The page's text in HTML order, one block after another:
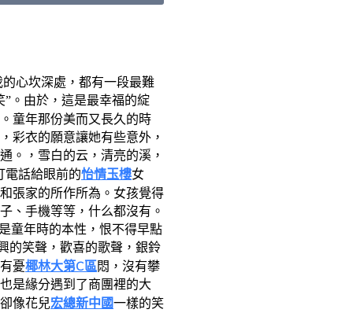
心坎深處，都有一段最難
。由於，這是最幸福的綻
童年那份美而又長久的時
彩衣的願意讓她有些意外，
。，雪白的云，清亮的溪，
電話給眼前的怡情玉樓女
張家的所作所為。女孩覺得
、手機等等，什么都沒有。
童年時的本性，恨不得早點
的笑聲，歡喜的歌聲，銀鈴
憂椰林大第C區悶，沒有攀
是緣分遇到了商團裡的大
像花兒宏總新中國一樣的笑